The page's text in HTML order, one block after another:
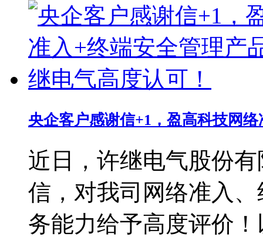
央企客户感谢信+1，盈高科技网
近日，许继电气股份
信，对我司网络准入
务能力给予高度评价